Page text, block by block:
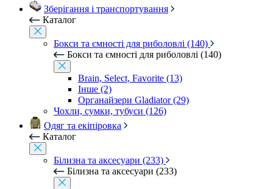
Зберігання і транспортування
Каталог
Бокси та ємності для риболовлі (140)
Бокси та ємності для риболовлі (140)
Brain, Select, Favorite (13)
Інше (2)
Органайзери Gladiator (29)
Чохли, сумки, тубуси (126)
Одяг та екіпіровка
Каталог
Білизна та аксесуари (233)
Білизна та аксесуари (233)